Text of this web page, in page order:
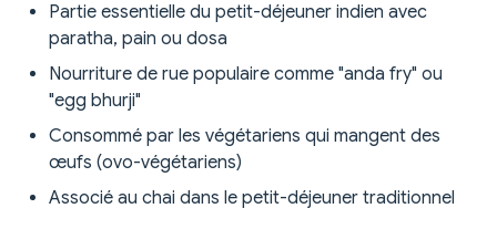
Partie essentielle du petit-déjeuner indien avec
paratha, pain ou dosa
Nourriture de rue populaire comme "anda fry" ou
"egg bhurji"
Consommé par les végétariens qui mangent des
œufs (ovo-végétariens)
Associé au chai dans le petit-déjeuner traditionnel